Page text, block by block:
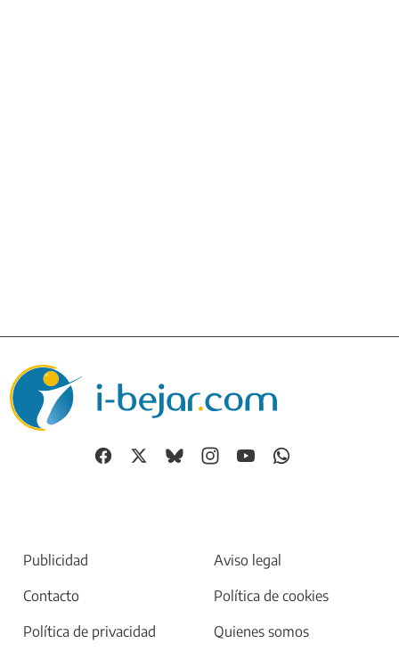
Publicidad
Aviso legal
Contacto
Política de cookies
Política de privacidad
Quienes somos